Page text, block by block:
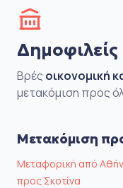
Βρές οικονομική
μετακόμιση προς
Μετακόμιση
Μεταφορική από
προς Σκοτίνα